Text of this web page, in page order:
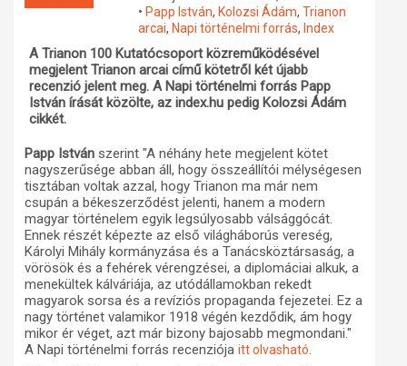
Műhelymunkák
• Papp István, Kolozsi Ádám, Trianon
arcai, Napi történelmi forrás, Index
A Trianon 100 Kutatócsoport közreműködésével
megjelent Trianon arcai című kötetről két újabb
recenzió jelent meg. A Napi történelmi forrás Papp
István írását közölte, az index.hu pedig Kolozsi Ádám
cikkét.
Papp István szerint "A néhány hete megjelent kötet
nagyszerűsége abban áll, hogy összeállítói mélységesen
tisztában voltak azzal, hogy Trianon ma már nem
csupán a békeszerződést jelenti, hanem a modern
magyar történelem egyik legsúlyosabb válsággócát.
Ennek részét képezte az első világháborús vereség,
Károlyi Mihály kormányzása és a Tanácsköztársaság, a
vörösök és a fehérek vérengzései, a diplomáciai alkuk, a
menekültek kálváriája, az utódállamokban rekedt
magyarok sorsa és a revíziós propaganda fejezetei. Ez a
nagy történet valamikor 1918 végén kezdődik, ám hogy
mikor ér véget, azt már bizony bajosabb megmondani."
A Napi történelmi forrás recenziója itt olvasható.